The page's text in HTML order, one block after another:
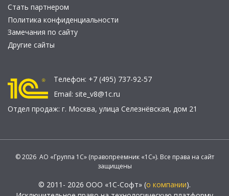
Стать партнером
Политика конфиденциальности
Замечания по сайту
Другие сайты
Телефон: +7 (495) 737-92-57
Email: site_v8@1c.ru
Отдел продаж: г. Москва, улица Селезнёвская, дом 21
© 2026 АО «Группа 1С» (правопреемник «1С»). Все права на сайт
защищены
© 2011- 2026 ООО «1С-Софт» (о компании).